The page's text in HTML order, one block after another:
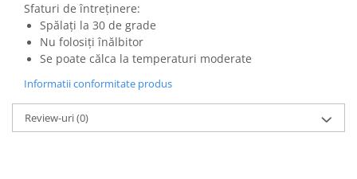
Sfaturi de întreținere:
Spălați la 30 de grade
Nu folosiți înălbitor
Se poate călca la temperaturi moderate
Informatii conformitate produs
Review-uri(0)